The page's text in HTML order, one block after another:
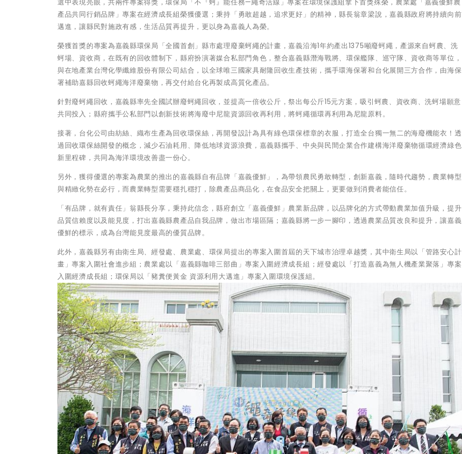
產品共同行銷品牌」專案在經濟成長組榮獲優選；秉持「勇敢超越，追求更好」的精神，縣長翁章梁說，嘉義縣政府將持續向前
邁進，讓縣民對施政有感，生活品質再提升，更以身為嘉義人為榮。
榮獲首獎的專案為嘉義縣環保局「全國首創」縣市處理廢棄蚵繩的計畫，嘉義沿海1年約產出1375噸廢蚵繩，產源來自蚵農、洗
蚵場、資收商，在既有的回收體制下，縣府扮演著媒合私部門角色，整合嘉義縣潛海戰將、環保艦隊、巡守隊、資收商等單位，
與在地產業台灣化學纖維股份有限公司結合，以全球唯三國家具耐隆回收生產技術，攜手環海保署和台化展開三方合作，由海保
署補助嘉縣回收蚵繩海洋廢棄物，再交付給台化再製成高質化產品。
針對廢蚵繩回收，嘉義縣率先全國試辦廢蚵繩回收，並提高一倍收公斤，祭出每公斤15元方案，吸引蚵農、資收商、洗蚵場願意
共同投入；縣府攜手公私部門以創新技術將海廢中尼龍資源回收再利用，將蚵繩循環再利用為尼龍原料。
接著，台化公司由紡絲、織布生產為回收環保絲，再開發設計為具有綠色環保標章的衣服，打造全台獨一無二的海廢機能衣！透
過回收環保絲開發的概念，減少石油耗用、降低地球資源浪費，嘉義縣攜手、中央與民間企業合作建構海洋廢棄物循環經濟綠色
新里程碑，共同為海洋環境改善盡一份心。
另外，獲得優選的專案為農業的推出的嘉義縣自有品牌「嘉義優鮮」，為帶領農民勇敢轉型，創新嘉義，隨時代趨勢，農業轉型
與精緻化勢在必行，而農業轉型需要穩扎穩打，除農產品商品化，在食品安全把關上，更要做到消費者能信任。
「有品牌，就有責任」翁縣長分享，秉持此信念，縣府創立「嘉義優鮮」農業新品牌，以品牌化的方式帶動農業加值升級，提升
品質信賴度以及能見度，打出嘉義縣農產品自我品牌，做出市場區隔；嘉義縣將一步一腳印，透過農業品質改良和提升，讓嘉義
優鮮的標示，成為台灣能見度最高的優質品牌。
此外，嘉義縣另有由衛生局、經發處、農業處、環保局提出的專案入圍首屆的天下城市治理卓越獎，其中衛生局以「管路安心計
畫」專案入圍社會進步組；農業處以「嘉義縣咖啡三部曲」專案入圍經濟成長組；經發處以「打造嘉義為無人機產業聚落」專案
入圍經濟成長組；環保局以「豬糞便黃金 資源利用大邁進」專案入圍環境保護組。